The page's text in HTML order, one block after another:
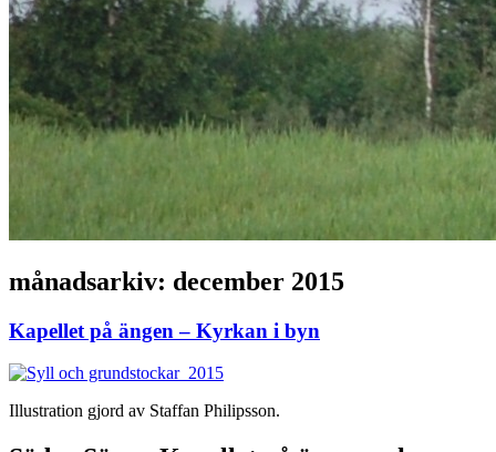
månadsarkiv: december 2015
Kapellet på ängen – Kyrkan i byn
Illustration gjord av Staffan Philipsson.